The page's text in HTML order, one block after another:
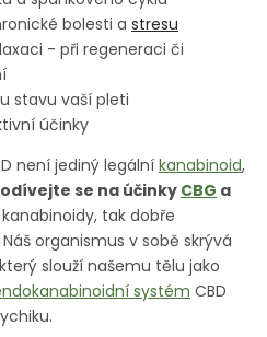
bolesti a stresu
- při regeneraci či
stavu vaší pleti
účinky
není jediný legální kanabinoid,
se na účinkyCBG a
tak dobře
organismus v sobě skrývá
slouží našemu tělu jako
systém CBD